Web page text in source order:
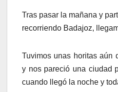
Tras pasar la mañana y
recorriendo Badajoz,
Tuvimos unas horitas aún
y nos pareció una ciudad
cuando llegó la noche y